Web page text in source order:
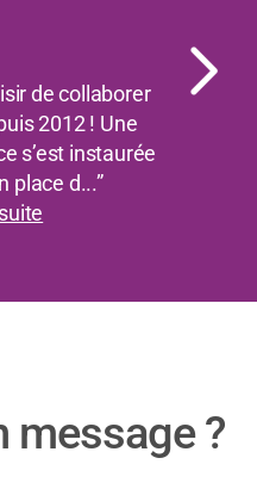
de collaborer
2012 ! Une
s’est instaurée
place d...”
message ?